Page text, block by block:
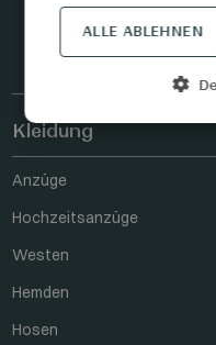
FACEBOOK
Kleidung
Anzüge
Hochzeitsanzüge
Westen
Hemden
Hosen
ALLE ABLEHNEN